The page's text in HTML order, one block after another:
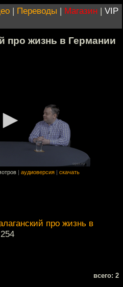
| Переводы | Магазин | VIP
про жизнь в Германии
аудиоверсия скачать
про жизнь в
всего: 2